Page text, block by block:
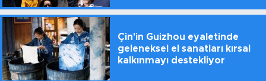
Çin'in Guizhou eyaletinde
geleneksel el sanatları kırsal
kalkınmayı destekliyor